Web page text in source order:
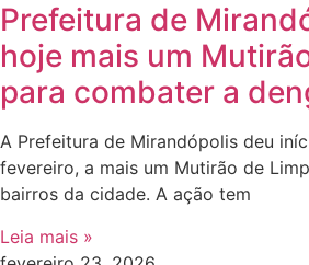
Prefeitura de
hoje mais um
para combater a
A Prefeitura de Mirandópolis deu
fevereiro, a mais um Mutirão de
bairros da cidade. A ação tem
Leia mais »